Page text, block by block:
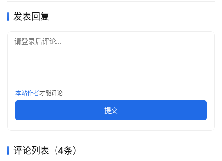
发表回复
请登录后评论...
本站作者才能评论
提交
评论列表（4条）